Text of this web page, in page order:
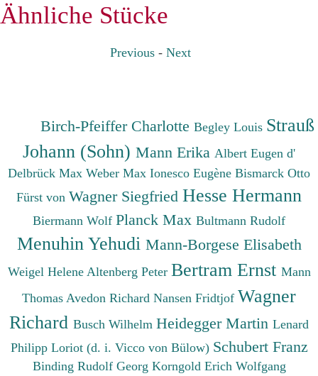
Ähnliche Stücke
Previous- Next
Birch-Pfeiffer CharlotteBegley Louis Strauß
Johann (Sohn) Mann Erika Albert Eugen d'
Delbrück Max Weber Max Ionesco Eugène Bismarck Otto
Fürst von Wagner Siegfried Hesse Hermann
Biermann Wolf Planck Max Bultmann Rudolf
Menuhin Yehudi Mann-Borgese Elisabeth
Weigel Helene Altenberg Peter Bertram Ernst Mann
Thomas Avedon Richard Nansen Fridtjof Wagner
Richard Busch Wilhelm Heidegger Martin Lenard
Philipp Loriot (d. i. Vicco von Bülow) Schubert Franz
Binding Rudolf Georg Korngold Erich Wolfgang